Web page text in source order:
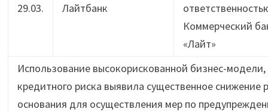
29.03. Лайтбанк
Коммерческий
«Лайт»
Использование высокорискованной бизнес-
кредитного риска выявила существенное снижение
основания для осуществления мер по